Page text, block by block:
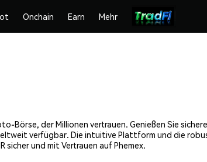
Onchain Earn Mehr
Börse, der Millionen vertrauen. Genießen Sie
verfügbar. Die intuitive Plattform und die
und mit Vertrauen auf Phemex.